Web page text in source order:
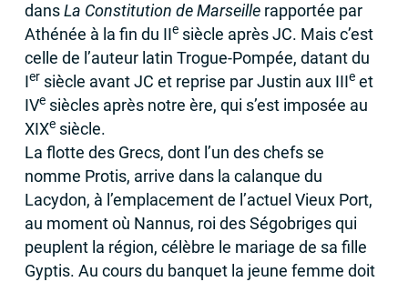
dansLa Constitution de Marseillerapportée par
Athénée à la fin du IIesiècle aprèsJC. Mais c’est
celle de l’auteur latin Trogue-Pompée, datant du
Iersiècle avantJC et reprise par Justin aux IIIeet
IVesiècles après notre ère, qui s’est imposée au
XIXesiècle.
La flotte des Grecs, dont l’un des chefs se
nomme Protis, arrive dans la calanque du
Lacydon, à l’emplacement de l’actuel Vieux Port,
au moment où Nannus, roi des Ségobriges qui
peuplent la région, célèbre le mariage de sa fille
Gyptis. Au cours du banquet la jeune femme doit